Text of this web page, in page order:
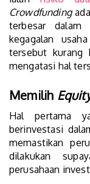
Crowdfunding
terbesar dalam
kegagalan
tersebut kurang
mengatasi hal
Memilih
Hal pertama
berinvestasi
memastikan
dilakukan
perusahaan